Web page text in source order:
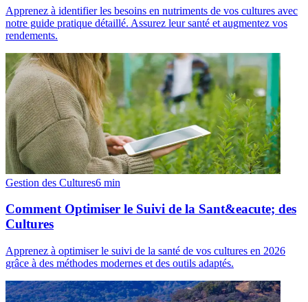
Apprenez à identifier les besoins en nutriments de vos cultures avec
notre guide pratique détaillé. Assurez leur santé et augmentez vos
rendements.
Gestion des Cultures6 min
Comment Optimiser le Suivi de la Sant&eacute; des
Cultures
Apprenez à optimiser le suivi de la santé de vos cultures en 2026
grâce à des méthodes modernes et des outils adaptés.